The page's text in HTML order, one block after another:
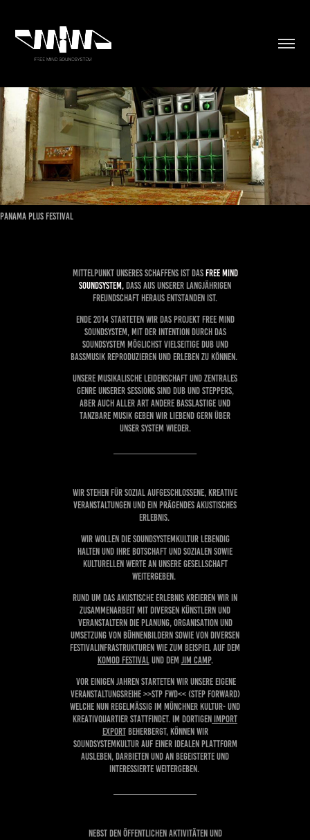
Panama plus Festival
MITTELPUNKT UNSERES SCHAFFENS IST DAS FREE MIND
SOUNDSYSTEM, DASS AUS UNSERER LANGJÄHRIGEN
FREUNDSCHAFT HERAUS ENTSTANDEN IST.
ENDE 2014 STARTETEN WIR DAS PROJEKT FREE MIND
SOUNDSYSTEM,MIT DER INTENTION DURCH DAS
SOUNDSYSTEM MÖGLICHST VIELSEITIGE DUB UND
BASSMUSIK REPRODUZIEREN UND ERLEBEN ZU KÖNNEN.
UNSERE MUSIKALISCHE LEIDENSCHAFT UND ZENTRALES
GENRE UNSERER SESSIONS SIND DUB UND STEPPERS,
ABER AUCH ALLER ART ANDERE BASSLASTIGE UND
TANZBARE MUSIK GEBEN WIR LIEBEND GERN ÜBER
UNSER SYSTEM WIEDER.
WIR STEHEN FÜR SOZIAL AUFGESCHLOSSENE, KREATIVE
VERANSTALTUNGEN UND EIN PRÄGENDES AKUSTISCHES
ERLEBNIS.
WIR WOLLEN DIE SOUNDSYSTEMKULTUR LEBENDIG
HALTEN UND IHRE BOTSCHAFT UND SOZIALEN SOWIE
KULTURELLEN WERTE AN UNSERE GESELLSCHAFT
WEITERGEBEN.
RUND UM DAS AKUSTISCHE ERLEBNIS KREIEREN WIR IN
ZUSAMMENARBEIT MIT DIVERSEN KÜNSTLERN UND
VERANSTALTERN DIE PLANUNG, ORGANISATION UND
UMSETZUNG VON BÜHNENBILDERN SOWIE VON DIVERSEN
FESTIVALINFRASTRUKTUREN WIE ZUM BEISPIEL AUF DEM
Komod FestivalUND DEM Jim Camp.
VOR EINIGEN JAHREN STARTETEN WIR UNSERE EIGENE
VERANSTALTUNGSREIHE >>STP FWD<< (STEP FORWARD)
WELCHE NUN REGELMÄSSIG IM MÜNCHNER KULTUR- UND K
REATIVQUARTIER STATTFINDET. IM DORTIG
EN Import
Export BEHERBERGT, KÖNNEN WIR
SOUNDSYSTEMKULTUR AUF EINER IDEALEN PLATTFORM
AUSLEBEN, DARBIETEN UND AN BEGEISTERTE UND
INTERESSIERTE WEITERGEBEN.
NEBST DEN ÖFFENTLICHEN AKTIVITÄTEN UND